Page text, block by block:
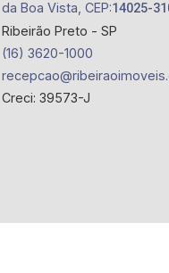
da Boa Vista, CEP:14025-
Ribeirão Preto - SP
(16) 3620-1000
Creci: 39573-J